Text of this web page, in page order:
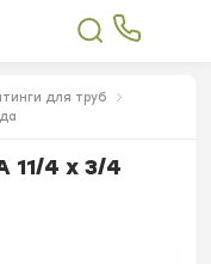
для труб
11/4 х 3/4